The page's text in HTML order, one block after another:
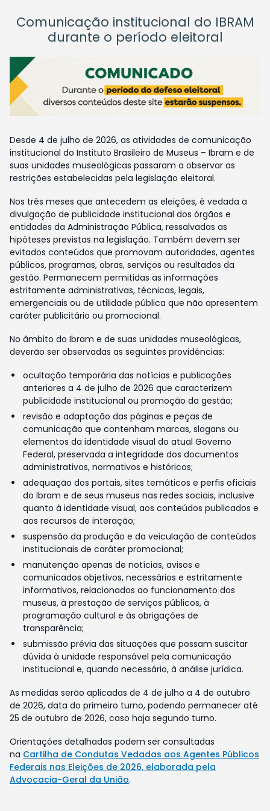
Comunicação institucional do IBRAM
durante o período eleitoral
Desde 4 de julho de 2026, as atividades de comunicação
institucional do Instituto Brasileiro de Museus – Ibram e de
suas unidades museológicas passaram a observar as
restrições estabelecidas pela legislação eleitoral.
Nos três meses que antecedem as eleições, é vedada a
divulgação de publicidade institucional dos órgãos e
entidades da Administração Pública, ressalvadas as
hipóteses previstas na legislação. Também devem ser
evitados conteúdos que promovam autoridades, agentes
públicos, programas, obras, serviços ou resultados da
gestão. Permanecem permitidas as informações
estritamente administrativas, técnicas, legais,
emergenciais ou de utilidade pública que não apresentem
caráter publicitário ou promocional.
No âmbito do Ibram e de suas unidades museológicas,
deverão ser observadas as seguintes providências:
ocultação temporária das notícias e publicações
anteriores a 4 de julho de 2026 que caracterizem
publicidade institucional ou promoção da gestão;
revisão e adaptação das páginas e peças de
comunicação que contenham marcas, slogans ou
elementos da identidade visual do atual Governo
Federal, preservada a integridade dos documentos
administrativos, normativos e históricos;
adequação dos portais, sites temáticos e perfis oficiais
do Ibram e de seus museus nas redes sociais, inclusive
quanto à identidade visual, aos conteúdos publicados e
aos recursos de interação;
suspensão da produção e da veiculação de conteúdos
institucionais de caráter promocional;
manutenção apenas de notícias, avisos e
comunicados objetivos, necessários e estritamente
informativos, relacionados ao funcionamento dos
museus, à prestação de serviços públicos, à
programação cultural e às obrigações de
transparência;
submissão prévia das situações que possam suscitar
dúvida à unidade responsável pela comunicação
institucional e, quando necessário, à análise jurídica.
As medidas serão aplicadas de 4 de julho a 4 de outubro
de 2026, data do primeiro turno, podendo permanecer até
25 de outubro de 2026, caso haja segundo turno.
Orientações detalhadas podem ser consultadas
na Cartilha de Condutas Vedadas aos Agentes Públicos
Federais nas Eleições de 2026, elaborada pela
Advocacia-Geral da União.